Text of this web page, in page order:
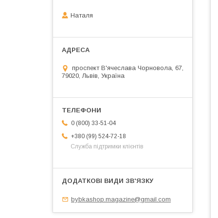
Наталя
проспект В'ячеслава Чорновола, 67,
79020, Львів, Україна
0 (800) 33-51-04
+380 (99) 524-72-18
Служба підтримки клієнтів
bybkashop.magazine@gmail.com